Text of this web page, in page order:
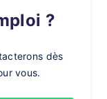
?
dès
vous.